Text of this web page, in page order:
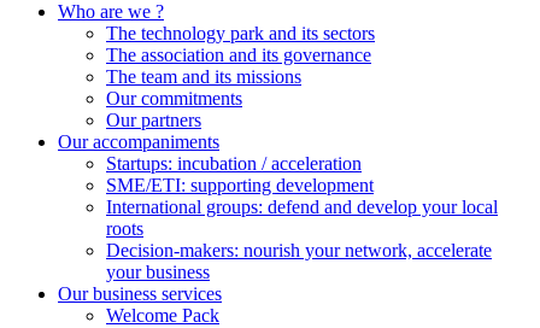
Who are we ?
The technology park and its sectors
The association and its governance
The team and its missions
Our commitments
Our partners
Our accompaniments
Startups: incubation / acceleration
SME/ETI: supporting development
International groups: defend and develop your local
roots
Decision-makers: nourish your network, accelerate
your business
Our business services
Welcome Pack